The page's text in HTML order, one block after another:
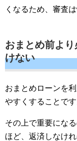
くなるため、審査
おまとめ前よ
けない
おまとめローンを
やすくすることです
その上で重要にな
ほど、返済しなけ